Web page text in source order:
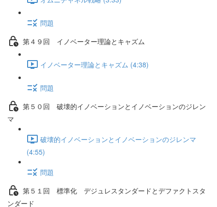
問題
第４９回 イノベーター理論とキャズム
イノベーター理論とキャズム (4:38)
問題
第５０回 破壊的イノベーションとイノベーションのジレン
マ
破壊的イノベーションとイノベーションのジレンマ
(4:55)
問題
第５１回 標準化 デジュレスタンダードとデファクトスタ
ンダード